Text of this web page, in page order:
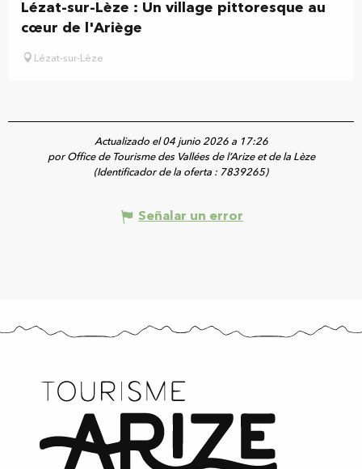
Lézat-sur-Lèze : Un village pittoresque au
cœur de l'Ariège
Lézat-sur-Lèze
Actualizado el 04 junio 2026 a 17:26
por Office de Tourisme des Vallées de l’Arize et de la Lèze
(Identificador de la oferta : 7839265)
Señalar un error